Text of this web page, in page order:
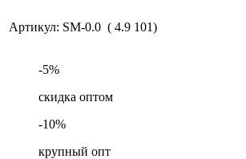
Артикул: SM-0.0 ( 4.9 101)
-5%
скидка оптом
-10%
крупный опт